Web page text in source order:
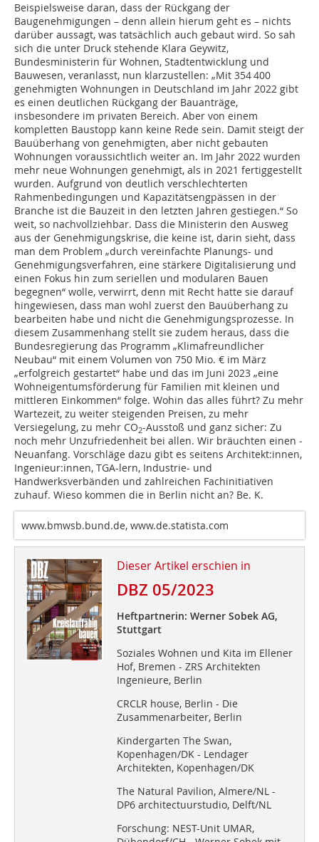
Beispielsweise daran, dass der Rückgang der
Baugenehmigungen – denn allein hierum geht es – nichts
darüber aussagt, was tatsächlich auch gebaut wird. So sah
sich die unter Druck stehende Klara Geywitz,
Bundesministerin für Wohnen, Stadtentwicklung und
Bauwesen, veranlasst, nun klarzustellen: „Mit 354 400
genehmigten Wohnungen in Deutschland im Jahr 2022 gibt
es einen deutlichen Rückgang der Bauanträge,
insbesondere im privaten Bereich. Aber von einem
kompletten Baustopp kann keine Rede sein. Damit steigt der
Bauüberhang von genehmigten, aber nicht gebauten
Wohnungen voraussichtlich weiter an. Im Jahr 2022 wurden
mehr neue Wohnungen genehmigt, als in 2021 fertiggestellt
wurden. Aufgrund von deutlich verschlechterten
Rahmenbedingungen und Kapazitätsengpässen in der
Branche ist die Bauzeit in den letzten Jahren gestiegen.“ So
weit, so nachvollziehbar. Dass die Ministerin den Ausweg
aus der Genehmigungskrise, die keine ist, darin sieht, dass
man dem Problem „durch vereinfachte Planungs- und
Genehmigungsverfahren, eine stärkere Digitalisierung und
einen Fokus hin zum seriellen und modularen Bauen
begegnen“ wolle, verwirrt, denn mit Recht hatte sie darauf
hingewiesen, dass man wohl zuerst den Bauüberhang zu
bearbeiten habe und nicht die Genehmigungsprozesse. In
diesem Zusammenhang stellt sie zudem heraus, dass die
Bundesregierung das Programm „Klimafreundlicher
Neubau“ mit einem Volumen von 750 Mio. € im März
„erfolgreich gestartet“ habe und das im Juni 2023 „eine
Wohneigentumsförderung für Familien mit kleinen und
mittleren Einkommen“ folge. Wohin das alles führt? Zu mehr
Wartezeit, zu weiter steigenden Preisen, zu mehr
Versiegelung, zu mehr CO2-Ausstoß und ganz sicher: Zu
noch mehr Unzufriedenheit bei allen. Wir bräuchten einen ­
Neuanfang. Vorschläge dazu gibt es seitens Architekt:innen,
Ingenieur:innen, TGA-lern, Industrie- und
Handwerksverbänden und zahlreichen Fachinitiativen
zuhauf. Wieso kommen die in Berlin nicht an? Be. K.
www.bmwsb.bund.de, www.de.statista.com
Dieser Artikel erschien in
DBZ 05/2023
Heftpartnerin: Werner Sobek AG,
Stuttgart
Soziales Wohnen und Kita im Ellener
Hof, Bremen - ZRS Architekten
Ingenieure, Berlin
CRCLR house, Berlin - Die
Zusammenarbeiter, Berlin
Kindergarten The Swan,
Kopenhagen/DK - Lendager
Architekten, Kopenhagen/DK
The Natural Pavilion, Almere/NL -
DP6 architectuurstudio, Delft/NL
Forschung: NEST-Unit UMAR,